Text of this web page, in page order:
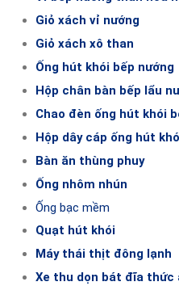
Giỏ xách vỉ nướng
Giỏ xách xô than
Ống hút khói bếp nướng
Hộp chân bàn bếp lẩu
Chao đèn ống hút khói
Hộp dây cáp ống hút
Bàn ăn thùng phuy
Ống nhôm nhún
Ống bạc mềm
Quạt hút khói
Máy thái thịt đông lạnh
Xe thu dọn bát đĩa thức